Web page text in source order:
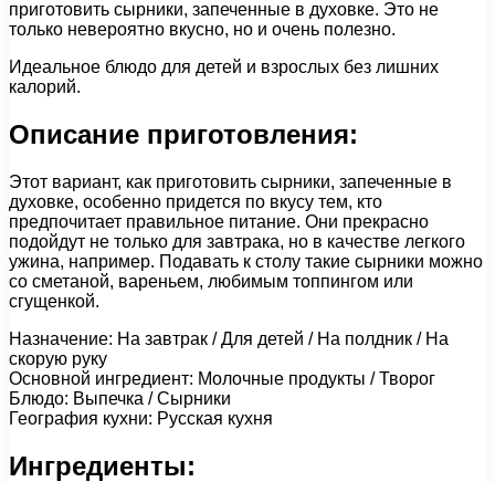
приготовить сырники, запеченные в духовке. Это не
только невероятно вкусно, но и очень полезно.
Идеальное блюдо для детей и взрослых без лишних
калорий.
Описание приготовления:
Этот вариант, как приготовить сырники, запеченные в
духовке, особенно придется по вкусу тем, кто
предпочитает правильное питание. Они прекрасно
подойдут не только для завтрака, но в качестве легкого
ужина, например. Подавать к столу такие сырники можно
со сметаной, вареньем, любимым топпингом или
сгущенкой.
Назначение: На завтрак / Для детей / На полдник / На
скорую руку
Основной ингредиент: Молочные продукты / Творог
Блюдо: Выпечка / Сырники
География кухни: Русская кухня
Ингредиенты: